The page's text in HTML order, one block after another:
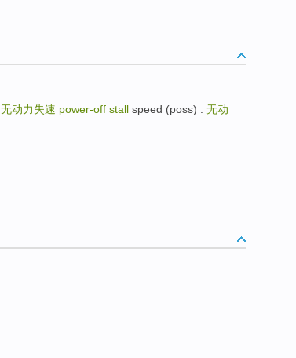
无动力失速 power-off stall speed (poss) : 无动